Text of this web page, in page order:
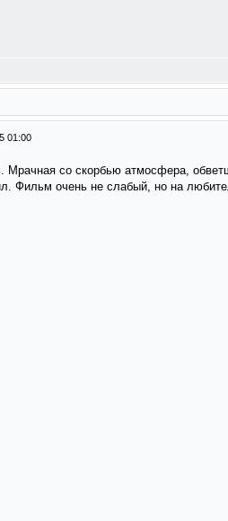
01:00
со скорбью атмосфера,
Фильм очень не слабый, но на